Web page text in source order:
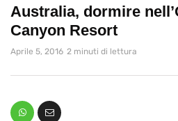
Australia, dormire
Canyon Resort
Aprile 5, 2016 2 minuti di lettura